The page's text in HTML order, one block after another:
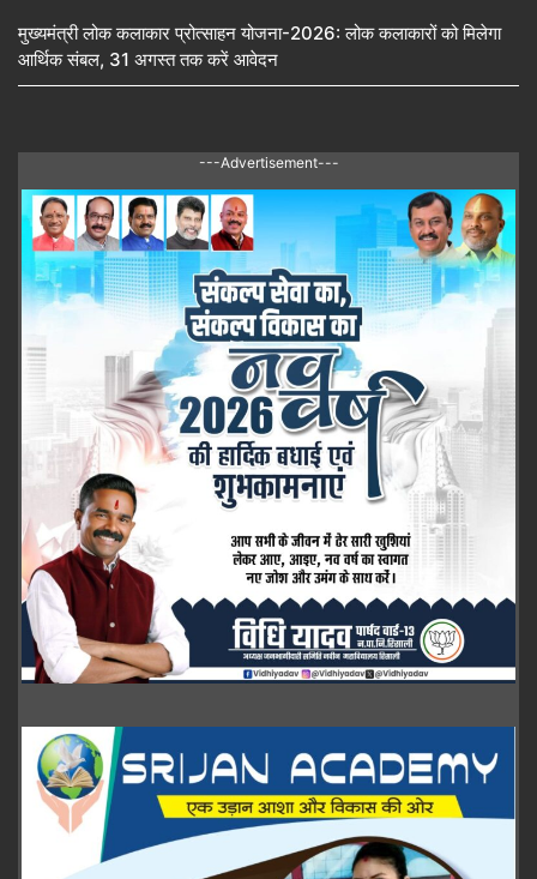
मुख्यमंत्री लोक कलाकार प्रोत्साहन योजना-2026: लोक कलाकारों को मिलेगा
आर्थिक संबल, 31 अगस्त तक करें आवेदन
---Advertisement---